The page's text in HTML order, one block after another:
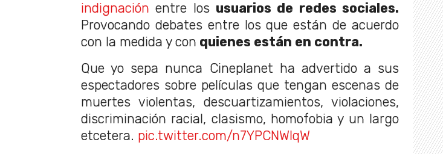
indignación entre los usuarios de redes sociales.
Provocando debates entre los que están de acuerdo
con la medida y con quienes están en contra.
Que yo sepa nunca Cineplanet ha advertido a sus
espectadores sobre películas que tengan escenas de
muertes violentas, descuartizamientos, violaciones,
discriminación racial, clasismo, homofobia y un largo
etcetera. pic.twitter.com/n7YPCNWIqW